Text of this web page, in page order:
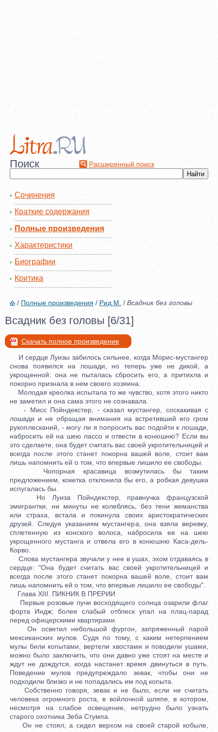
Поиск Расширенный поиск
Сочинения
Краткие содержания
Полные произведения
Характеристики
Биографии
Критика
/ Полные произведения / Рид М. / Всадник без головы
Всадник без головы [6/31]
Скачать полное произведение
И сердце Луизы забилось сильнее, когда Морис-мустангер
снова появился на лошади, но теперь уже не дикой, а
укрощенной: она не пыталась сбросить его, а притихла и
покорно признала в нем своего хозяина.
Молодая креолка испытала то же чувство, хотя этого никто
не заметил и она сама этого не сознавала.
- Мисс Пойндекстер, - сказал мустангер, соскакивая с
лошади и не обращая внимания на встретивший его гром
рукоплесканий, - могу ли я попросить вас подойти к лошади,
набросить ей на шею лассо и отвести в конюшню? Если вы
это сделаете, она будет считать вас своей укротительницей и
всегда после этого станет покорна вашей воле, стоит вам
лишь напомнить ей о том, что впервые лишило ее свободы.
Чопорная красавица возмутилась бы таким
предложением, кокетка отклонила бы его, а робкая девушка
испугалась бы.
Но Луиза Пойндекстер, правнучка французской
эмигрантки, ни минуты не колеблясь, без тени жеманства
или страха, встала и покинула своих аристократических
друзей. Следуя указаниям мустангера, она взяла веревку,
сплетенную из конского волоса, набросила ее на шею
укрощенного мустанга и отвела его в конюшню Каса-дель-
Корво.
Слова мустангера звучали у нее в ушах, эхом отдаваясь в
сердце: "Она будет считать вас своей укротительницей и
всегда после этого станет покорна вашей воле, стоит вам
лишь напомнить ей о том, что впервые лишило ее свободы".
Глава XIII. ПИКНИК В ПРЕРИИ
Первые розовые лучи восходящего солнца озарили флаг
форта Индж; более слабый отблеск упал на плац-парад
перед офицерскими квартирами.
Он осветил небольшой фургон, запряженный парой
мексиканских мулов. Судя по тому, с каким нетерпением
мулы били копытами, вертели хвостами и поводили ушами,
можно было заключить, что они давно уже стоят на месте и
ждут не дождутся, когда настанет время двинуться в путь.
Поведение мулов предупреждало зевак, чтобы они не
подходили близко и не попадались им под копыта.
Собственно говоря, зевак и не было, если не считать
человека огромного роста, в войлочной шляпе, в котором,
несмотря на слабое освещение, нетрудно было узнать
старого охотника Зеба Стумпа.
Он не стоял, а сидел верхом на своей старой кобыле,